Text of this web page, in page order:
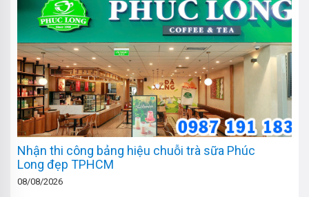
Nhận thi công bảng hiệu chuỗi trà sữa Phúc
Long đẹp TPHCM
08/08/2026